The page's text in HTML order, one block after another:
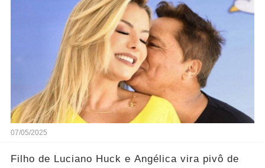
07/05/2025
Filho de Luciano Huck e Angélica vira pivô de